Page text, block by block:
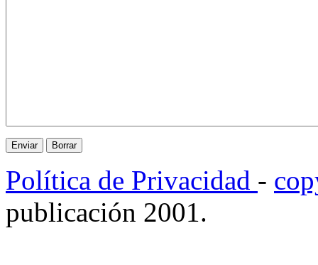
Política de Privacidad -
publicación 2001.